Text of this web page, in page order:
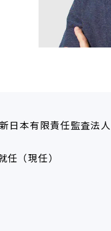
日本有限責任監査法
（現任）